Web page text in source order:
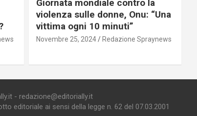
Giornata mondiale contro la
violenza sulle donne, Onu: “Una
vittima ogni 10 minuti”
Novembre 25, 2024 Redazione Spraynews
- redazione@editorially.it
editoriale ai sensi della legge n. 62 del 07.03.2001